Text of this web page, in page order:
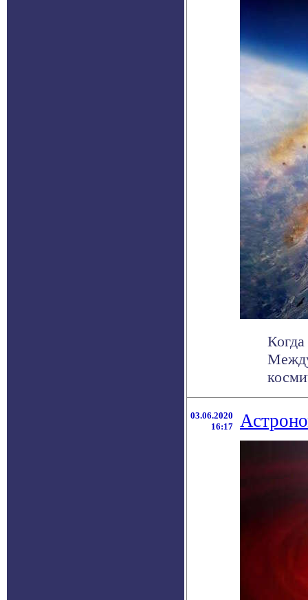
03.06.2020
16:17